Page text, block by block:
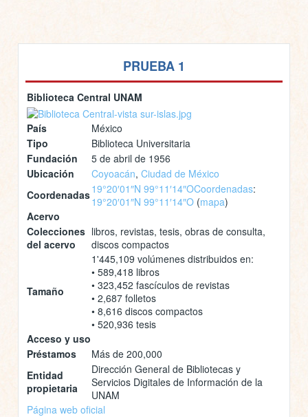
PRUEBA 1
Biblioteca Central UNAM
País
México
Tipo
Biblioteca Universitaria
Fundación
5 de abril de 1956
Ubicación
Coyoacán, Ciudad de México
Coordenadas19°20′01″N 99°11′14″OCoordenadas:
19°20′01″N 99°11′14″O (mapa)
Acervo
Colecciones
del acervo
libros, revistas, tesis, obras de consulta,
discos compactos
Tamaño
1'445,109 volúmenes distribuidos en:
• 589,418 libros
• 323,452 fascículos de revistas
• 2,687 folletos
• 8,616 discos compactos
• 520,936 tesis
Acceso y uso
Préstamos
Más de 200,000
Entidad
propietaria
Dirección General de Bibliotecas y
Servicios Digitales de Información de la
UNAM
Página web oficial